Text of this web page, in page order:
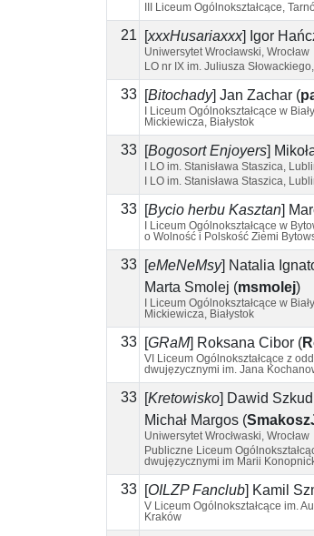
III Liceum Ogólnokształcące,
21 [xxxHusariaxxx] Igor
Uniwersytet Wrocławski, Wrocław
LO nr IX im. Juliusza
33 [Bitochady] Jan Zachar (
I Liceum Ogólnokształcące w
Mickiewicza, Białystok
33 [Bogosort Enjoyers]
I LO im. Stanisława Staszica,
I LO im. Stanisława Staszica,
33 [Bycio herbu Kasztan]
I Liceum Ogólnokształcące w
o Wolność i Polskość Ziemi
33 [eMeNeMsy] Natalia
Marta Smolej (msmolej)
I Liceum Ogólnokształcące w
Mickiewicza, Białystok
33 [GRaM] Roksana Cibor (
VI Liceum Ogólnokształcące z
dwujęzycznymi im. Jana
33 [Kretowisko] Dawid
Michał Margos (
Uniwersytet Wrocłwaski, Wrocław
Publiczne Liceum
dwujęzycznymi im Marii
33 [OILZP Fanclub] Kamil
V Liceum Ogólnokształcące im.
Kraków